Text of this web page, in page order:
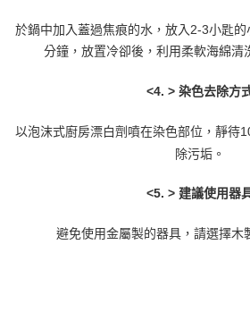
於鍋中加入蓋過焦痕的水，放入2-3小匙
分鐘，放置冷卻後，利用柔軟海綿清
<4. > 染色去除方
以泡沫式廚房漂白劑噴在染色部位，靜待
除污垢。
<5. > 建議使用器
避免使用金屬製的器具，請選擇木